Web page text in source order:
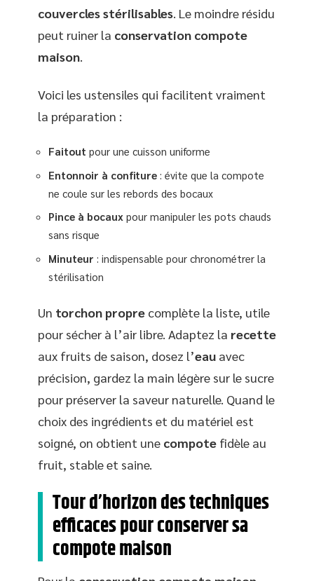
couvercles stérilisables. Le moindre résidu
peut ruiner la conservation compote
maison.
Voici les ustensiles qui facilitent vraiment
la préparation :
Faitout pour une cuisson uniforme
Entonnoir à confiture : évite que la compote
ne coule sur les rebords des bocaux
Pince à bocaux pour manipuler les pots chauds
sans risque
Minuteur : indispensable pour chronométrer la
stérilisation
Un torchon propre complète la liste, utile
pour sécher à l’air libre. Adaptez la recette
aux fruits de saison, dosez l’eau avec
précision, gardez la main légère sur le sucre
pour préserver la saveur naturelle. Quand le
choix des ingrédients et du matériel est
soigné, on obtient une compote fidèle au
fruit, stable et saine.
Tour d’horizon des techniques
efficaces pour conserver sa
compote maison